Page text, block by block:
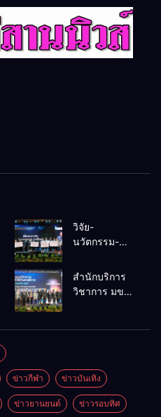
วิจัย-
นวัตกรรม-
คือโอกาสใหม่
ของคนพิการ
เศรษฐกิจ
สำนักบริการ
วิชาการ มข.
เวทีระดับชาติ
NCPD 2026
เปลี่ยน “ผ้า
ข่าวกีฬา ข่าวบันเทิง
ข่าวยานยนต์ ข่าวรอบทิศ